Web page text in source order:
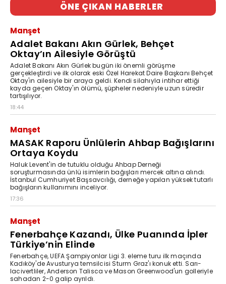
ÖNE ÇIKAN HABERLER
Manşet
Adalet Bakanı Akın Gürlek, Behçet
Oktay’ın Ailesiyle Görüştü
Adalet Bakanı Akın Gürlek bugün iki önemli görüşme
gerçekleştirdi ve ilk olarak eski Özel Harekat Daire Başkanı Behçet
Oktay'ın ailesiyle bir araya geldi. Kendi silahıyla intihar ettiği
kayda geçen Oktay'ın ölümü, şüpheler nedeniyle uzun süredir
tartışılıyor.
18:44
Manşet
MASAK Raporu Ünlülerin Ahbap Bağışlarını
Ortaya Koydu
Haluk Levent'in de tutuklu olduğu Ahbap Derneği
soruşturmasında ünlü isimlerin bağışları mercek altına alındı.
İstanbul Cumhuriyet Başsavcılığı, derneğe yapılan yüksek tutarlı
bağışların kullanımını inceliyor.
17:36
Manşet
Fenerbahçe Kazandı, Ülke Puanında İpler
Türkiye’nin Elinde
Fenerbahçe, UEFA Şampiyonlar Ligi 3. eleme turu ilk maçında
Kadıköy'de Avusturya temsilcisi Sturm Graz'ı konuk etti. Sarı-
lacivertliler, Anderson Talisca ve Mason Greenwood'un golleriyle
sahadan 2-0 galip ayrıldı.